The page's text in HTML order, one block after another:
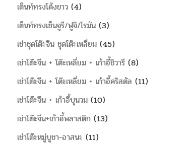
เต็นท์ทรงโค้งขาว 4
เต็นท์ทรงเซ็นจูรี/ฟูจิ/โรมัน 3
เช่าชุดโต๊ะจีน ชุดโต๊ะเหลี่ยม 45
เช่าโต๊ะจีน + โต๊ะเหลี่ยม + เก้าอี้ชิวารี 8
เช่าโต๊ะจีน + โต๊ะเหลี่ยม + เก้าอี้คริสตัล 11
เช่าโต๊ะจีน + เก้าอี้บุนวม 10
เช่าโต๊ะจีน+เก้าอี้พลาสติก 13
เช่าโต๊ะหมู่บูชา-อาสนะ 11